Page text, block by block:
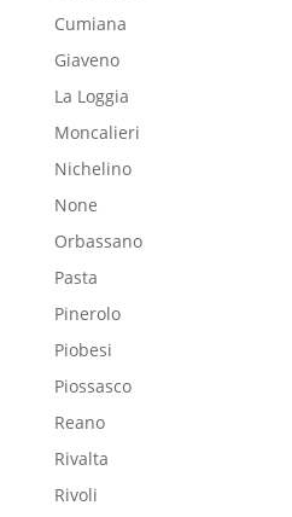
Cumiana
Giaveno
La Loggia
Moncalieri
Nichelino
None
Orbassano
Pasta
Pinerolo
Piobesi
Piossasco
Reano
Rivalta
Rivoli